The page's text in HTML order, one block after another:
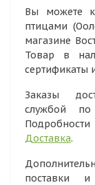
Вы можете
птицами
магазине
Товар в
сертификаты
Заказы
службой
Доставка.
поставки